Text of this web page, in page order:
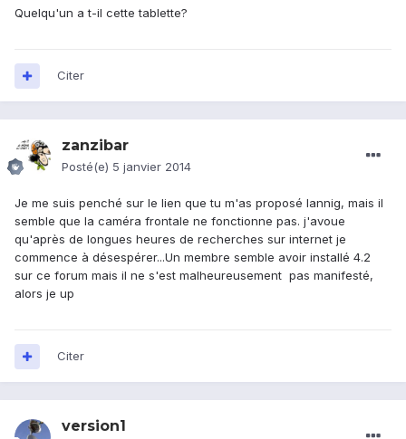
Quelqu'un a t-il cette tablette?
Citer
zanzibar
Posté(e) 5 janvier 2014
Je me suis penché sur le lien que tu m'as proposé lannig, mais il
semble que la caméra frontale ne fonctionne pas. j'avoue
qu'après de longues heures de recherches sur internet je
commence à désespérer...Un membre semble avoir installé 4.2
sur ce forum mais il ne s'est malheureusement pas manifesté,
alors je up
Citer
version1